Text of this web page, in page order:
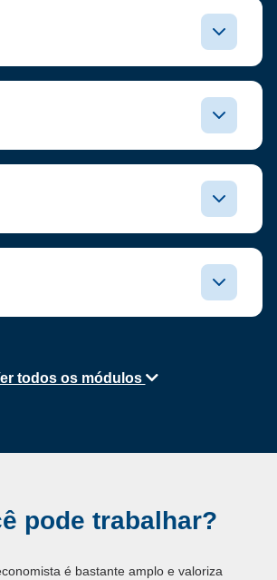
todos os módulos
pode trabalhar?
é bastante amplo e valoriza